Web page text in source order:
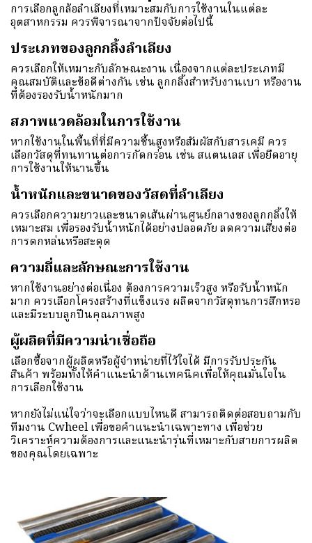
การเลือกลูกล้อลำเลียงที่เหมาะสมกับการใช้งานในแต่ละ
อุตสาหกรรม ควรพิจารณาจากปัจจัยต่อไปนี้
ประเภทของลูกกลิ้งลำเลียง
ควรเลือกให้เหมาะกับลักษณะงาน เนื่องจากแต่ละประเภทมี
คุณสมบัติและข้อดีต่างกัน เช่น ลูกกลิ้งสำหรับงานเบา หรืองาน
ที่ต้องรองรับน้ำหนักมาก
สภาพแวดล้อมในการใช้งาน
หากใช้งานในพื้นที่ที่มีความชื้นสูงหรือสัมผัสกับสารเคมี ควร
เลือกวัสดุที่ทนทานต่อการกัดกร่อน เช่น สแตนเลส เพื่อยืดอายุ
การใช้งานให้นานขึ้น
น้ำหนักและขนาดของวัสดที่ลำเลียง
ควรเลือกความยาวและขนาดเส้นผ่านศูนย์กลางของลูกกลิ้งให้
เหมาะสม เพื่อรองรับน้ำหนักได้อย่างปลอดภัย ลดความเสี่ยงต่อ
การตกหล่นหรือสะดุด
ความถี่และลักษณะการใช้งาน
หากใช้งานอย่างต่อเนื่อง ต้องการความเร็วสูง หรือรับน้ำหนัก
มาก ควรเลือกโครงสร้างที่แข็งแรง ผลิตจากวัสดุทนการสึกหรอ
และมีระบบลูกปืนคุณภาพสูง
ผู้ผลิตที่มีความน่าเชื่อถือ
เลือกซื้อจากผู้ผลิตหรือผู้จำหน่ายที่ไว้ใจได้ มีการรับประกัน
สินค้า พร้อมทั้งให้คำแนะนำด้านเทคนิคเพื่อให้คุณมั่นใจใน
การเลือกใช้งาน
หากยังไม่แน่ใจว่าจะเลือกแบบไหนดี สามารถติดต่อสอบถามกับ
ทีมงาน Cwheel เพื่อขอคำแนะนำเฉพาะทาง เพื่อช่วย
วิเคราะห์ความต้องการและแนะนำรุ่นที่เหมาะกับสายการผลิต
ของคุณโดยเฉพาะ